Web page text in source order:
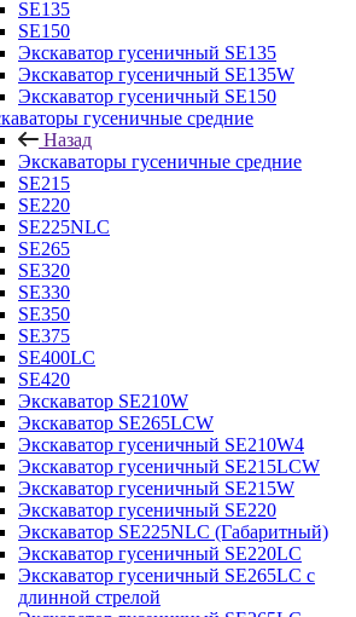
SE135
SE150
Экскаватор гусеничный SE135
Экскаватор гусеничный SE135W
Экскаватор гусеничный SE150
гусеничные средние
Назад
Экскаваторы гусеничные средние
SE215
SE220
SE225NLC
SE265
SE320
SE330
SE350
SE375
SE400LC
SE420
Экскаватор SE210W
Экскаватор SE265LCW
Экскаватор гусеничный SE210W4
Экскаватор гусеничный SE215LCW
Экскаватор гусеничный SE215W
Экскаватор гусеничный SE220
Экскаватор SE225NLC (Габаритный)
Экскаватор гусеничный SE220LC
Экскаватор гусеничный SE265LC с
длинной стрелой